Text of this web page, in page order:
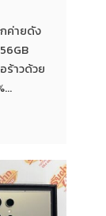
ค่ายดัง
ร้าวด้วย